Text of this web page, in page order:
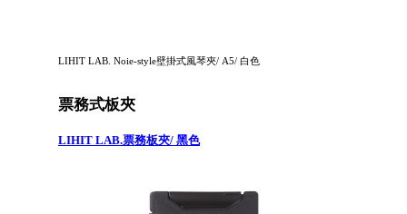
LIHIT LAB. Noie-style壁掛式風琴夾/ A5/ 白色
票務式板夾
LIHIT LAB.票務板夾/ 黑色